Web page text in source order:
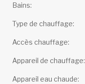
Bains:
Type de chauffage:
Accès chauffage:
Appareil de chauffage:
Appareil eau chaude: